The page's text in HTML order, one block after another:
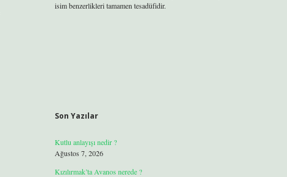
isim benzerlikleri tamamen tesadüfidir.
Son Yazılar
Kutlu anlayışı nedir ?
Ağustos 7, 2026
Kızılırmak’ta Avanos nerede ?